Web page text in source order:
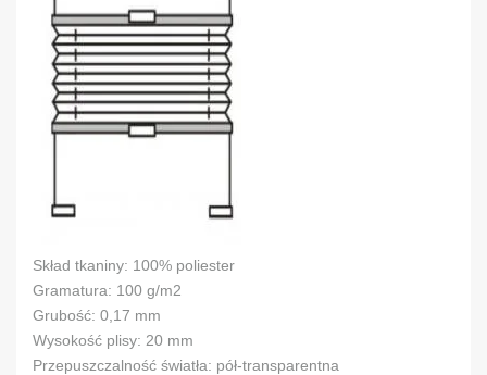
Skład tkaniny: 100% poliester
Gramatura: 100 g/m2
Grubość: 0,17 mm
Wysokość plisy: 20 mm
Przepuszczalność światła: pół-transparentna